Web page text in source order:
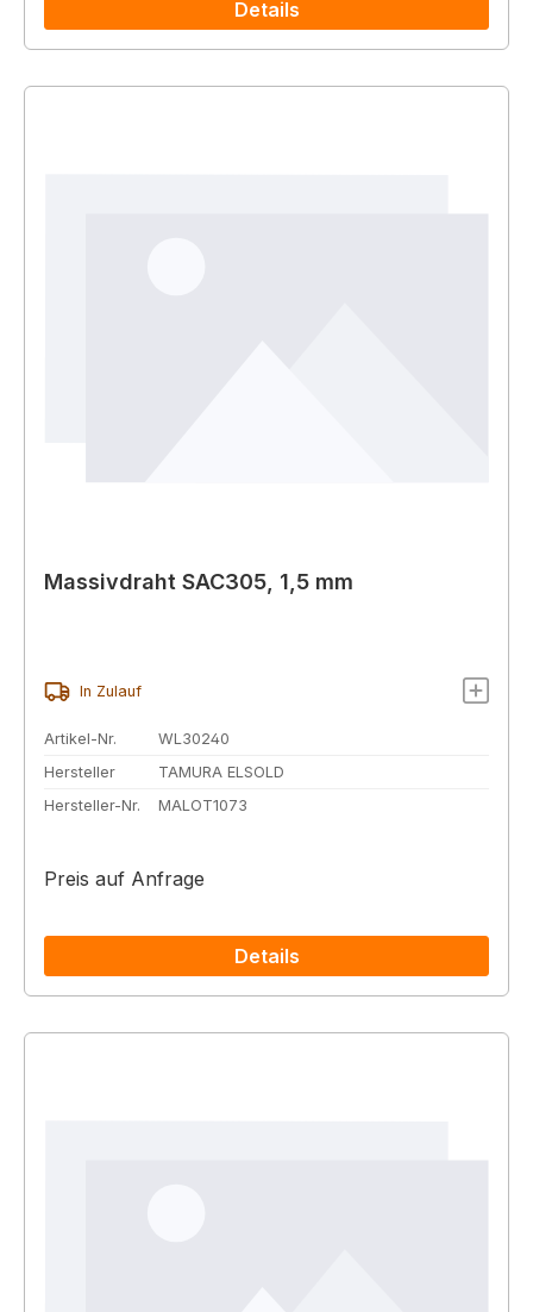
Details
Massivdraht SAC305, 1,5 mm
In Zulauf
Artikel-Nr.
WL30240
Hersteller
TAMURA ELSOLD
Hersteller-Nr.
MALOT1073
Preis auf Anfrage
Details